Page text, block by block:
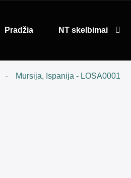
Pradžia NT skelbimai
Mursija, Ispanija - LOSA0001